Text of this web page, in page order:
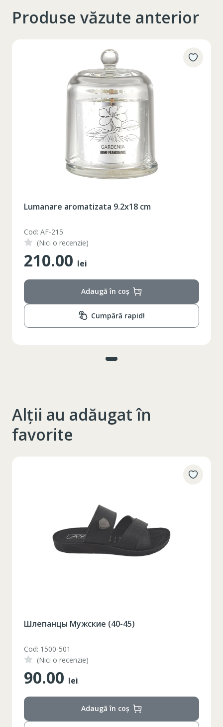
Produse văzute anterior
Lumanare aromatizata 9.2x18 cm
Cod: AF-215
(Nici o recenzie)
210.00 lei
Adaugă în coș
Cumpără rapid!
Alții au adăugat în
favorite
Шлепанцы Мужские (40-45)
Cod: 1500-501
(Nici o recenzie)
90.00 lei
Adaugă în coș